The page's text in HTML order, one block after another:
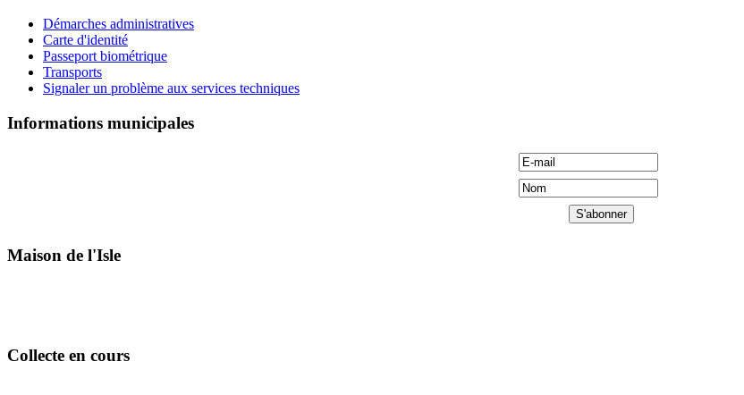
Démarches administratives
Carte d'identité
Passeport biométrique
Transports
Signaler un problème aux services techniques
Informations municipales
Maison de l'Isle
Collecte en cours